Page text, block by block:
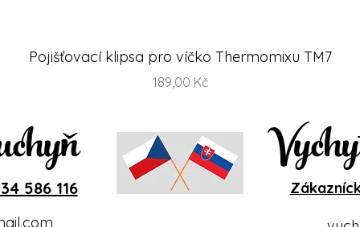
Rychlý náhled
Pojišťovací klipsa pro víčko Thermomixu TM7
Cena
189,00 Kč
586 116